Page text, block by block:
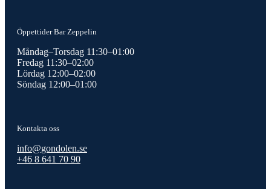
Öppettider Bar Zeppelin
Måndag–Torsdag 11:30–01:00
Fredag 11:30–02:00
Lördag 12:00–02:00
Söndag 12:00–01:00
Kontakta oss
info@gondolen.se
+46 8 641 70 90